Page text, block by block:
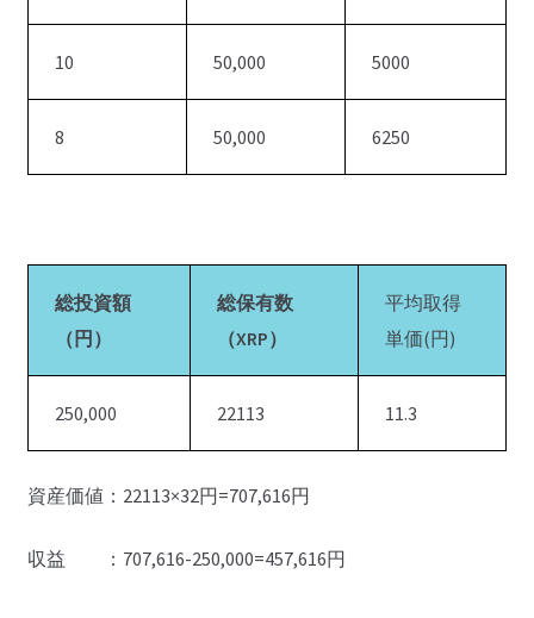
10 50,000 5000
8 50,000 6250
総投資額
（円）
総保有数
（XRP）
平均取得
単価(円)
250,000 22113 11.3
資産価値：22113×32円=707,616円
収益 ：707,616-250,000=457,616円